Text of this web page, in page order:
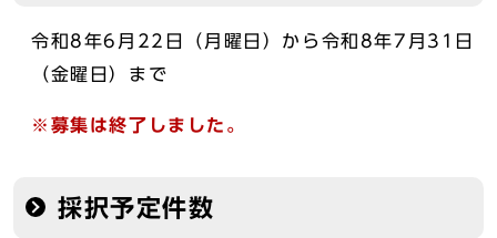
令和8年6月22日（月曜日）から令和8年7月31日
（金曜日）まで
※募集は終了しました。
採択予定件数